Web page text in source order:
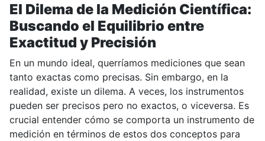
El Dilema de la Medición Científica:
Buscando el Equilibrio entre
Exactitud y Precisión
En un mundo ideal, querríamos mediciones que sean
tanto exactas como precisas. Sin embargo, en la
realidad, existe un dilema. A veces, los instrumentos
pueden ser precisos pero no exactos, o viceversa. Es
crucial entender cómo se comporta un instrumento de
medición en términos de estos dos conceptos para